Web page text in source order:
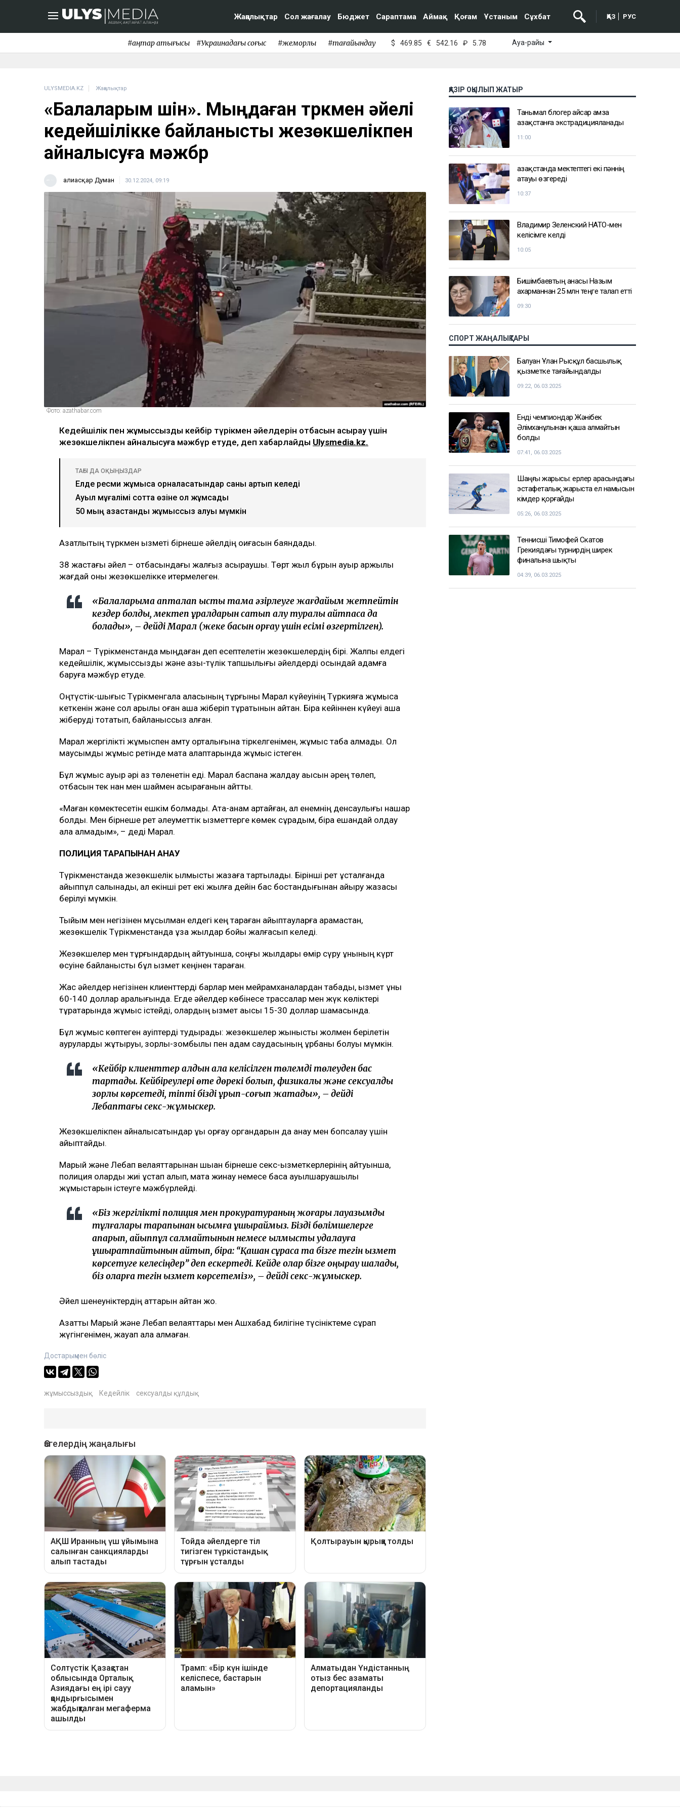
Жаңалықтар Сол жағалау Бюджет Сараптама Аймақ Қоғам Ұстаным Сұхбат ҚАЗ РУС
#қаңтар қақтығысы #Украинадағы соғыс #жемқорлық #тағайындау $ 469.85 € 542.16 ₽ 5.78 Ауа-райы
ULYSMEDIA.KZ Жаңалықтар
«Балаларым үшін». Мыңдаған түркмен әйелі
кедейшілікке байланысты жезөкшелікпен
айналысуға мәжбүр
Ғалиасқар Думан 30.12.2024, 09:19
Фото: azathabar.com
Кедейшілік пен жұмыссыздық кейбір түрікмен әйелдерін отбасын асырау үшін
жезөкшелікпен айналысуға мәжбүр етуде, деп хабарлайды Ulysmedia.kz.
ТАҒЫ ДА ОҚЫҢЫЗДАР
Елде ресми жұмысқа орналасатындар саны артып келеді
Ауыл мұғалімі сотта өзіне қол жұмсады
50 мың қазақстандық жұмыссыз қалуы мүмкін
Азатлықтың түркмен қызметі бірнеше әйелдің оқиғасын баяндады.
38 жастағы әйел – отбасындағы жалғыз асыраушы. Төрт жыл бұрын ауыр қаржылық
жағдай оны жезөкшелікке итермелеген.
«Балаларыма апталап ыстық тамақ әзірлеуге жағдайым жетпейтін
кездер болды, мектеп құралдарын сатып алу туралы айтпаса да
болады», – дейді Марал (жеке басын қорғау үшін есімі өзгертілген).
Марал – Түрікменстанда мыңдаған деп есептелетін жезөкшелердің бірі. Жалпы елдегі
кедейшілік, жұмыссыздық және азық-түлік тапшылығы әйелдерді осындай қадамға
баруға мәжбүр етуде.
Оңтүстік-шығыс Түрікменгала қаласының тұрғыны Марал күйеуінің Түркияға жұмысқа
кеткенін және сол арқылы оған ақша жіберіп тұратынын айтқан. Бірақ кейіннен күйеуі ақша
жіберуді тоқтатып, байланыссыз қалған.
Марал жергілікті жұмыспен қамту орталығына тіркелгенімен, жұмыс таба алмады. Ол
маусымдық жұмыс ретінде мақта алқаптарында жұмыс істеген.
Бұл жұмыс ауыр әрі аз төленетін еді. Марал баспана жалдау ақысын әрең төлеп,
отбасын тек нан мен шаймен асырағанын айтты.
«Маған көмектесетін ешкім болмады. Ата-анам қартайған, ал енемнің денсаулығы нашар
болды. Мен бірнеше рет әлеуметтік қызметтерге көмек сұрадым, бірақ ешқандай қолдау
ала алмадым», – деді Марал.
ПОЛИЦИЯ ТАРАПЫНАН ҚАНАУ
Түрікменстанда жезөкшелік қылмыстық жазаға тартылады. Бірінші рет ұсталғанда
айыппұл салынады, ал екінші рет екі жылға дейін бас бостандығынан айыру жазасы
берілуі мүмкін.
Тыйым мен негізінен мұсылман елдегі кең тараған айыптауларға қарамастан,
жезөкшелік Түрікменстанда ұзақ жылдар бойы жалғасып келеді.
Жезөкшелер мен тұрғындардың айтуынша, соңғы жылдары өмір сүру құнының күрт
өсуіне байланысты бұл қызмет кеңінен тараған.
Жас әйелдер негізінен клиенттерді барлар мен мейрамханалардан табады, қызмет құны
60-140 доллар аралығында. Егде әйелдер көбінесе трассалар мен жүк көліктері
тұрақтарында жұмыс істейді, олардың қызмет ақысы 15-30 доллар шамасында.
Бұл жұмыс көптеген қауіптерді тудырады: жезөкшелер жыныстық жолмен берілетін
ауруларды жұқтыруы, зорлық-зомбылық пен адам саудасының құрбаны болуы мүмкін.
«Кейбір клиенттер алдын ала келісілген төлемді төлеуден бас
тартады. Кейбіреулері өте дөрекі болып, физикалық және сексуалдық
зорлық көрсетеді, тіпті бізді ұрып-соғып жатады», – дейді
Лебаптағы секс-жұмыскер.
Жезөкшелікпен айналысатындар құқық қорғау органдарын да қанау мен бопсалау үшін
айыптайды.
Марый және Лебап велаяттарынан шыққан бірнеше секс-қызметкерлерінің айтуынша,
полиция оларды жиі ұстап алып, мақта жинау немесе басқа ауылшаруашылық
жұмыстарын істеуге мәжбүрлейді.
«Біз жергілікті полиция мен прокуратураның жоғары лауазымды
тұлғалары тарапынан қысымға ұшыраймыз. Бізді бөлімшелерге
апарып, айыппұл салмайтынын немесе қылмыстық қудалауға
ұшыратпайтынын айтып, бірақ: “Қашан сұрасақ та бізге тегін қызмет
көрсетуге келесіңдер” деп ескертеді. Кейде олар бізге қоңырау шалады,
біз оларға тегін қызмет көрсетеміз», – дейді секс-жұмыскер.
Әйел шенеуніктердің аттарын айтқан жоқ.
Азаттық Марый және Лебап велаяттары мен Ашхабад билігіне түсініктеме сұрап
жүгінгенімен, жауап ала алмаған.
Достарыңмен бөліс
жұмыссыздық Кедейлік сексуалды құлдық
ҚАЗІР ОҚЫЛЫП ЖАТЫР
Танымал блогер Қайсар Қамза
Қазақстанға экстрадицияланады
11:00
Қазақстанда мектептегі екі пәннің
атауы өзгереді
10:37
Владимир Зеленский НАТО-мен
келісімге келді
10:05
Бишімбаевтың анасы Назым
Қахарманнан 25 млн теңге талап етті
09:30
СПОРТ ЖАҢАЛЫҚТАРЫ
Балуан Ұлан Рысқұл басшылық
қызметке тағайындалды
09:22, 06.03.2025
Енді чемпиондар Жәнібек
Әлімханұлынан қаша алмайтын
болды
07:41, 06.03.2025
Шаңғы жарысы: ерлер арасындағы
эстафеталық жарыста ел намысын
кімдер қорғайды
05:26, 06.03.2025
Теннисші Тимофей Скатов
Грекиядағы турнирдің ширек
финалына шықты
04:39, 06.03.2025